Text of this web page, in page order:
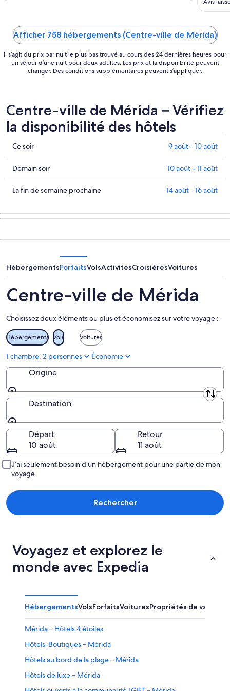
Afficher 758 hébergements (Centre-ville de Mérida)
Il s’agit du prix par nuit le plus bas trouvé au cours des 24 dernières heures pour
un séjour d’une nuit pour deux adultes. Les prix et la disponibilité peuvent
changer. Des conditions supplémentaires peuvent s’appliquer.
Centre-ville de Mérida – Vérifiez
la disponibilité des hôtels
Consultez
les
prix
à Centre-
ville
Mérida
pour
soir,
août
10
août
Ce soir 9 août - 10 août
Consulter
les
prix
Centre-
ville
demain
soir,
10
août
11
août
Demain soir 10 août - 11 août
Consultez
prix
pour
la
fin
de
prochaine,
14
août
-
La fin de semaine prochaine 14 août - 16 août
HébergementsForfaitsVolsActivitésCroisièresVoitures
Centre-ville de Mérida
Choisissez deux éléments ou plus et économisez sur votre voyage :
Hébergements Vols Voitures
1 chambre, 2 personnes Économie
Origine
Origine
Destination
Destination
Départ
10 août
Retour
11 août
J’ai seulement besoin d’un hébergement pour une partie de mon
voyage.
Rechercher
Voyagez et explorez le
monde avec Expedia
HébergementsVolsForfaitsVoituresPropriétés de
Mérida – Hôtels 4 étoiles
Hôtels-Boutiques – Mérida
Hôtels au bord de la plage – Mérida
Hôtels de luxe – Mérida